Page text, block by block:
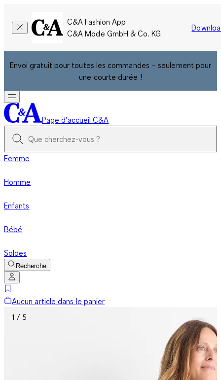
C&A Fashion App
C&A Mode GmbH & Co. KG
Envoi gratuit pour toutes les commandes – seulement pour
une courte durée !
Page d’accueil C&A
Femme
Homme
Enfants
Bébé
Soldes
Recherche
Aucun article dans le panier
1 / 5